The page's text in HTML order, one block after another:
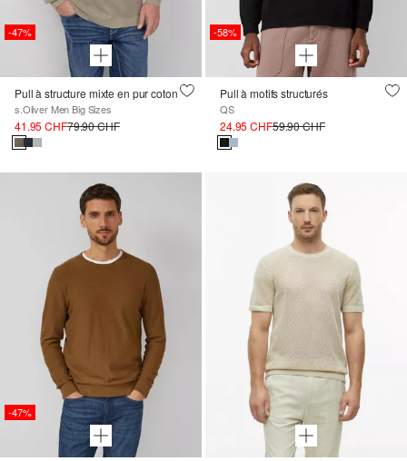
-47%
Pull à structure mixte en pur coton
s.Oliver Men Big Sizes
41.95 CHF79.90 CHF
-58%
Pull à motifs structurés
QS
24.95 CHF59.90 CHF
-47%